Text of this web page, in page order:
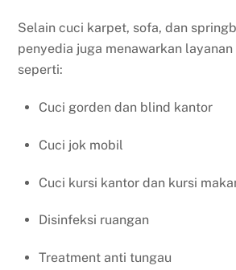
Selain cuci karpet, sofa, dan
penyedia juga menawarkan
seperti:
Cuci gorden dan blind kantor
Cuci jok mobil
Cuci kursi kantor dan kursi
Disinfeksi ruangan
Treatment anti tungau